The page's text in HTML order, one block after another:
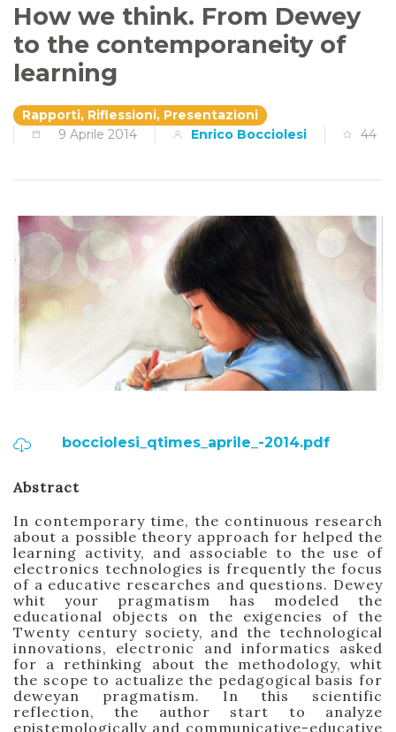
How we think. From Dewey
to the contemporaneity of
learning
Rapporti, Riflessioni, Presentazioni
9 Aprile 2014
Enrico Bocciolesi 44
bocciolesi_qtimes_aprile_-2014.pdf
Abstract
In contemporary time, the continuous research
about a possible theory approach for helped the
learning activity, and associable to the use of
electronics technologies is frequently the focus
of a educative researches and questions. Dewey
whit your pragmatism has modeled the
educational objects on the exigencies of the
Twenty century society, and the technological
innovations, electronic and informatics asked
for a rethinking about the methodology, whit
the scope to actualize the pedagogical basis for
deweyan pragmatism. In this scientific
reflection, the author start to analyze
epistemologically and communicative-educative